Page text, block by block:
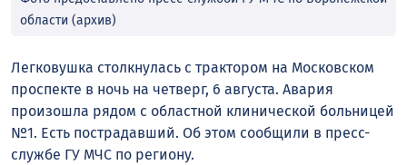
области (архив)
Легковушка столкнулась с трактором на Московском
проспекте в ночь на четверг, 6 августа. Авария
произошла рядом с областной клинической больницей
№1. Есть пострадавший. Об этом сообщили в пресс-
службе ГУ МЧС по региону.